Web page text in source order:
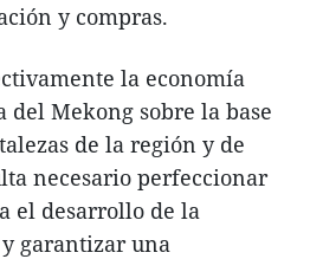
y compras.
la economía
Mekong sobre la base
de la región y de
necesario perfeccionar
el desarrollo de la
garantizar una